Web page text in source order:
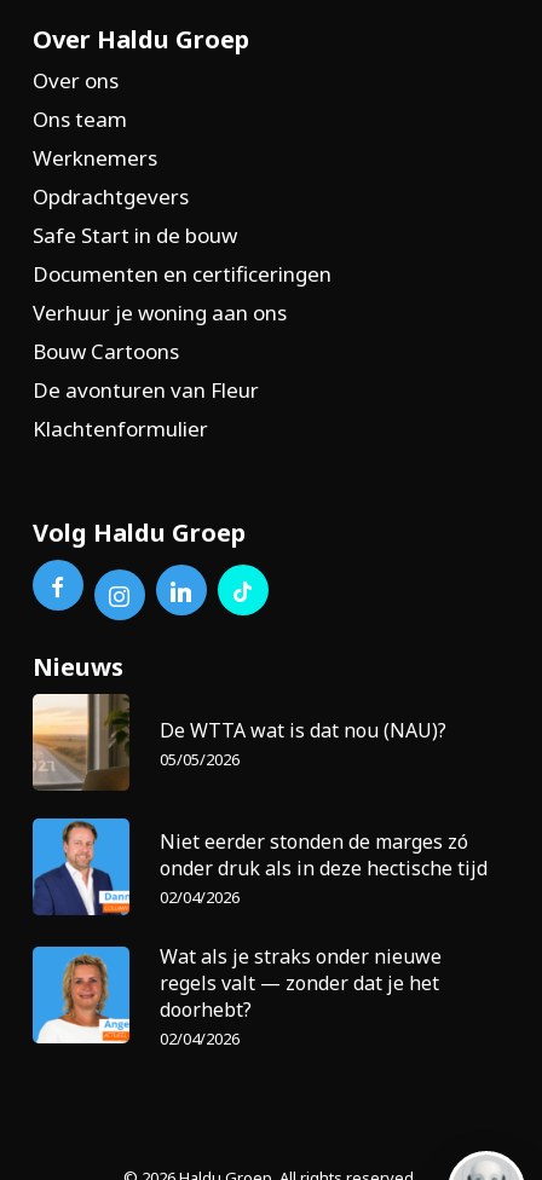
Over Haldu Groep
Over ons
Ons team
Werknemers
Opdrachtgevers
Safe Start in de bouw
Documenten en certificeringen
Verhuur je woning aan ons
Bouw Cartoons
De avonturen van Fleur
Klachtenformulier
Volg Haldu Groep
Nieuws
De WTTA wat is dat nou (NAU)?
05/05/2026
Niet eerder stonden de marges zó
onder druk als in deze hectische tijd
02/04/2026
Wat als je straks onder nieuwe
regels valt — zonder dat je het
doorhebt?
02/04/2026